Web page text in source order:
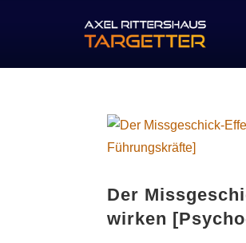
Der
wirken